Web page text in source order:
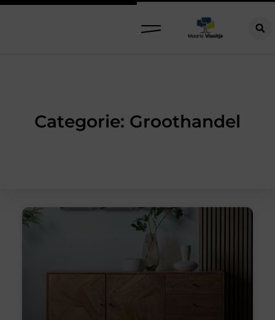
Categorie: Groothandel